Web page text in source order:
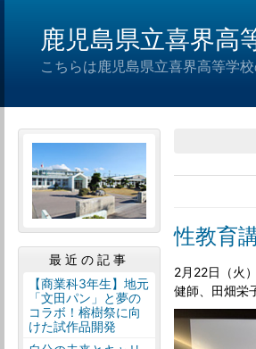
鹿児島県立喜界高
こちらは鹿児島県立喜界高等学校
性教育
2月22日（火
健師、田畑栄
最近の記事
【商業科3年生】地元
「文田パン」と夢の
コラボ！榕樹祭に向
けた試作品開発